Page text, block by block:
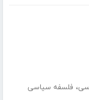
، فلسفه سیاسی